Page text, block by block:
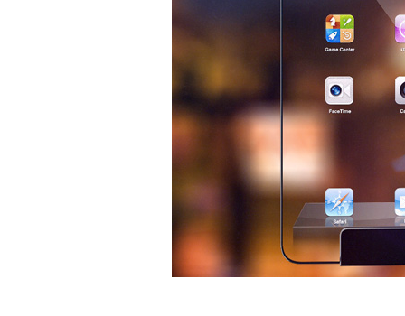
Bao da samsung
Bao da Samsung